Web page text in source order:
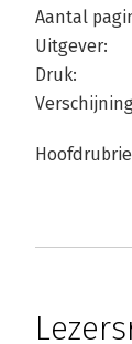
Aantal
Uitgever:
Druk: